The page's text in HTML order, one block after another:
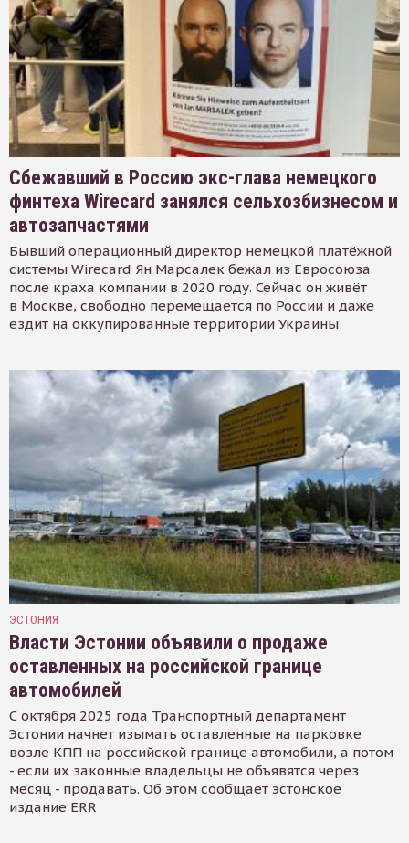
Сбежавший в Россию экс-глава немецкого
финтеха Wirecard занялся сельхозбизнесом и
автозапчастями
Бывший операционный директор немецкой платёжной
системы Wirecard Ян Марсалек бежал из Евросоюза
после краха компании в 2020 году. Сейчас он живёт
в Москве, свободно перемещается по России и даже
ездит на оккупированные территории Украины
ЭСТОНИЯ
Власти Эстонии объявили о продаже
оставленных на российской границе
автомобилей
С октября 2025 года Транспортный департамент
Эстонии начнет изымать оставленные на парковке
возле КПП на российской границе автомобили, а потом
- если их законные владельцы не объявятся через
месяц - продавать. Об этом сообщает эстонское
издание ERR